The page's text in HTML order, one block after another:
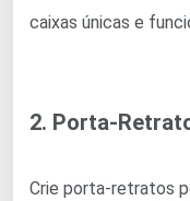
caixas únicas e
2. Porta-
Crie porta-retratos